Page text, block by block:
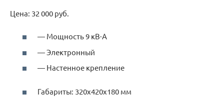
Цена: 32 000 руб.
— Мощность 9 кВ·А
— Электронный
— Настенное крепление
Габариты: 320х420х180 мм